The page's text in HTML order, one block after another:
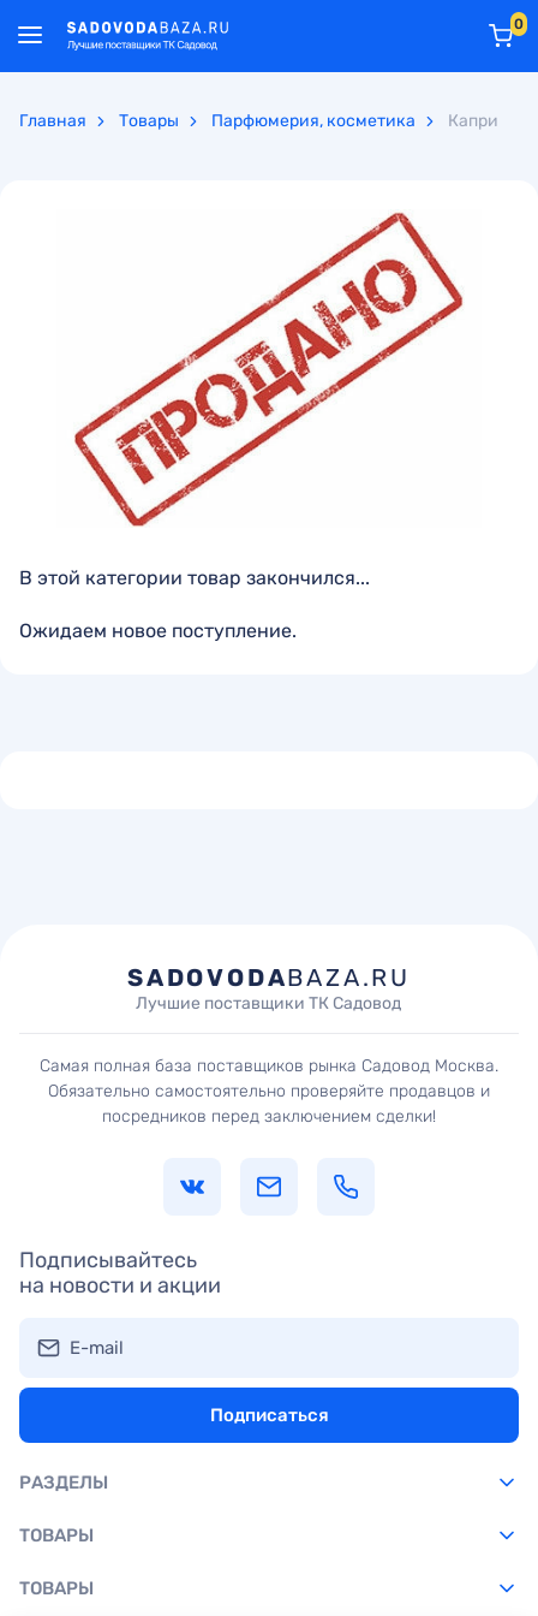
0
Главная Товары Парфюмерия, косметика Капри
В этой категории товар закончился...
Ожидаем новое поступление.
SADOVODABAZA.RU
Лучшие поставщики ТК Садовод
Самая полная база поставщиков рынка Садовод Москва.
Обязательно самостоятельно проверяйте продавцов и
посредников перед заключением сделки!
Подписывайтесь
на новости и акции
E-mail
Подписаться
РАЗДЕЛЫ
ТОВАРЫ
ТОВАРЫ